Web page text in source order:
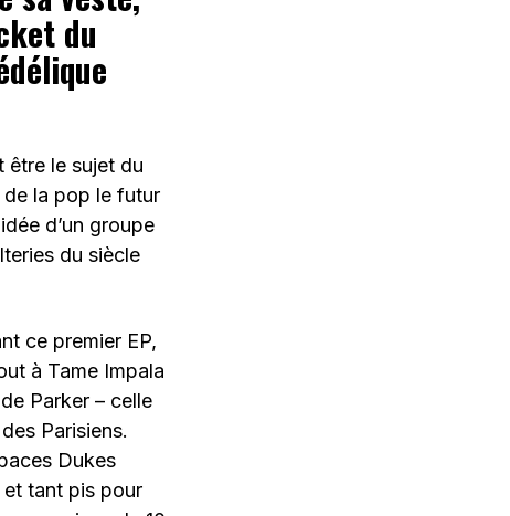
du
être le sujet du
de la pop le futur
d’un groupe
du siècle
ce premier EP,
à Tame Impala
Parker – celle
Parisiens.
Dukes
et tant pis pour